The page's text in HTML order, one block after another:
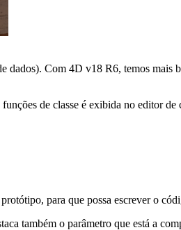
dados). Com 4D v18 R6, temos
de classe é exibida no editor
para que possa escrever o
também o parâmetro que está a